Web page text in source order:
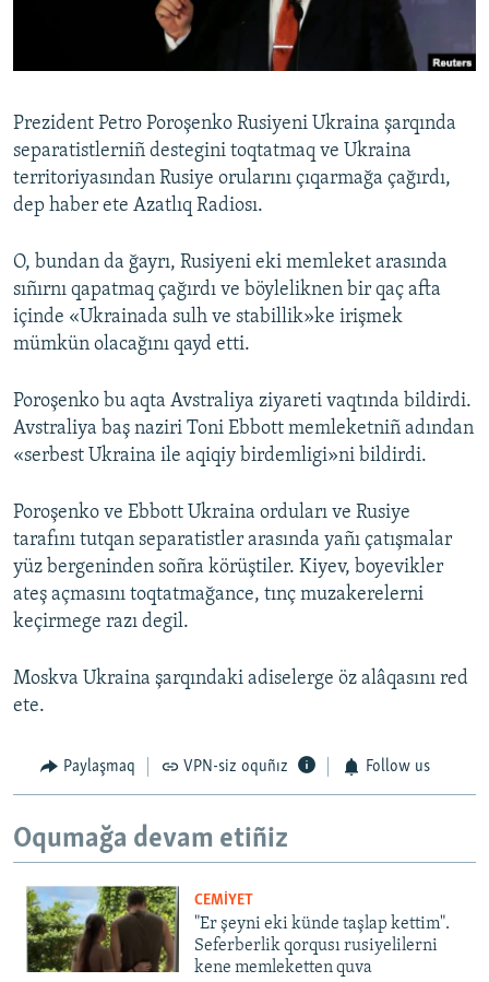
Українською
Prezident Petro Poroşenko Rusiyeni Ukraina şarqında
separatistlerniñ destegini toqtatmaq ve Ukraina
territoriyasından Rusiye orularını çıqarmağa çağırdı,
dep haber ete Azatlıq Radiosı.
O, bundan da ğayrı, Rusiyeni eki memleket arasında
sıñırnı qapatmaq çağırdı ve böyleliknen bir qaç afta
içinde «Ukrainada sulh ve stabillik»ke irişmek
mümkün olacağını qayd etti.
Poroşenko bu aqta Avstraliya ziyareti vaqtında bildirdi.
Avstraliya baş naziri Toni Ebbott memleketniñ adından
«serbest Ukraina ile aqiqiy birdemligi»ni bildirdi.
Poroşenko ve Ebbott Ukraina orduları ve Rusiye
tarafını tutqan separatistler arasında yañı çatışmalar
yüz bergeninden soñra körüştiler. Kiyev, boyevikler
ateş açmasını toqtatmağance, tınç muzakerelerni
keçirmege razı degil.
Moskva Ukraina şarqındaki adiselerge öz alâqasını red
ete.
Paylaşmaq VPN-siz oquñız Follow us
Oqumağa devam etiñiz
CEMİYET
"Er şeyni eki künde taşlap kettim".
Seferberlik qorqusı rusiyelilerni
kene memleketten quva